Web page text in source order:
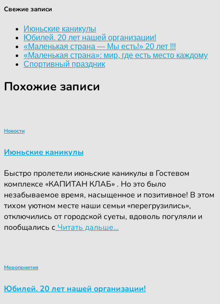
Свежие записи
Июньские каникулы
Юбилей. 20 лет нашей организации!
«Маленькая страна — Мы есть!» 20 лет !!!
«Маленькая страна»: мир, где есть место каждому
Спортивный праздник
Похожие записи
Новости
Июньские каникулы
Быстро пролетели июньские каникулы в Гостевом
комплексе «КАПИТАН КЛАБ» . Но это было
незабываемое время, насыщенное и позитивное! В этом
тихом уютном месте наши семьи «перегрузились»,
отключились от городской суеты, вдоволь погуляли и
пообщались с Читать дальше…
Мероприятия
Юбилей. 20 лет нашей организации!